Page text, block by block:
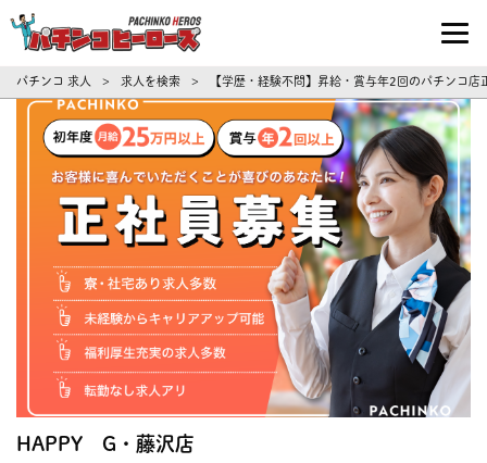
パチンコ求人・転職ならパチンコヒーロ
パチンコ 求人 > 求人を検索 > 【学歴・経験不問】昇給・賞与年2回のパチンコ
HAPPY G・藤沢店